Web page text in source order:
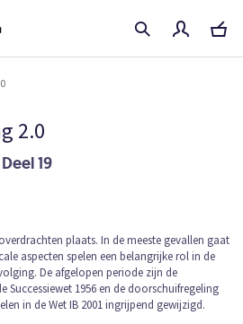
2.0
19
plaats. In de meeste gevallen gaat
aspecten spelen een belangrijke rol in de
De afgelopen periode zijn de
Successiewet 1956 en de doorschuifregeling
in de Wet IB 2001 ingrijpend gewijzigd.